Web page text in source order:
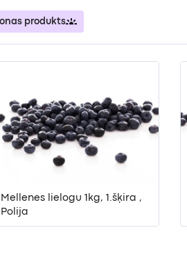
produkts
Mellenes lielogu 1kg, 1.šķira ,
Polija